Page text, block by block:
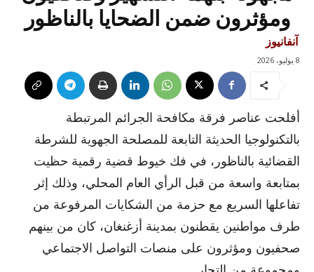
ومؤثرون ضمن الضحايا بالناظور
آنفانيوز
8 يوليو، 2026
أفلحت عناصر فرقة مكافحة الجرائم المرتبطة
بالتكنولوجيا الحديثة التابعة للمصلحة الجهوية للشرطة
القضائية بالناظور، في فك خيوط قضية رقمية حظيت
بمتابعة واسعة من قبل الرأي العام المحلي، وذلك إثر
تفاعلها السريع مع حزمة من الشكايات المرفوعة من
طرف مواطنين يقطنون بمدينة أزغنغان، كان من بينهم
صحفيون ومؤثرون على منصات التواصل الاجتماعي